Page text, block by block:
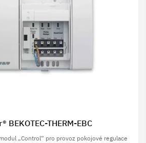
BEKOTEC-THERM-EBC
„Control“ pro provoz pokojové regulace